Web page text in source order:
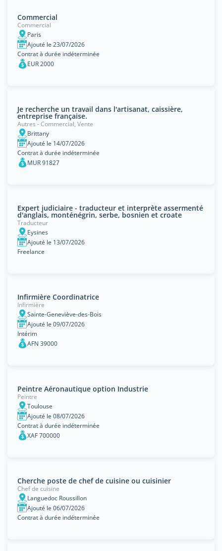
Commercial
Commercial
Paris
Ajouté le 23/07/2026
Contrat à durée indéterminée
EUR 2000
Je recherche un travail dans l'artisanat, caissière,
entreprise française.
Autres - Commercial, Vente
Brittany
Ajouté le 14/07/2026
Contrat à durée indéterminée
MUR 91827
Expert judiciaire - traducteur et interprète assermenté
d'anglais, monténégrin, serbe, bosnien et croate
Traducteur
Eysines
Ajouté le 13/07/2026
Freelance
Infirmière Coordinatrice
Infirmière
Sainte-Geneviève-des-Bois
Ajouté le 09/07/2026
Intérim
AFN 39000
Peintre Aéronautique option Industrie
Peintre
Toulouse
Ajouté le 08/07/2026
Contrat à durée indéterminée
XAF 700000
Cherche poste de chef de cuisine ou cuisinier
Chef de cuisine
Languedoc Roussillon
Ajouté le 06/07/2026
Contrat à durée indéterminée